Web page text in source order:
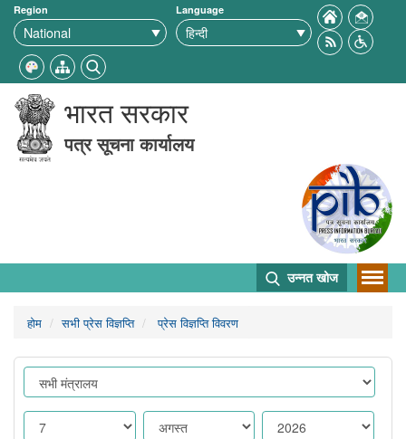
Region Language
भारत सरकार
पत्र सूचना कार्यालय
उन्नत खोज
होम सभी प्रेस विज्ञप्ति प्रेस विज्ञप्ति विवरण